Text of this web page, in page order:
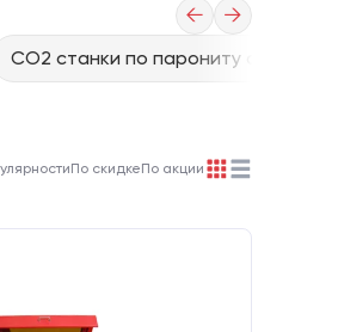
← →
CO2 станки по парониту с ЧПУ
По скидкеПо акции